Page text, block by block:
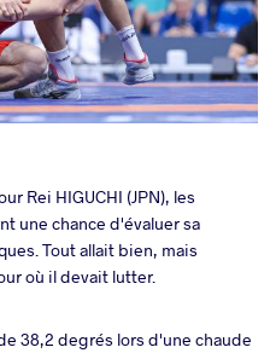
Rei HIGUCHI (JPN), les
une chance d'évaluer sa
Tout allait bien, mais
où il devait lutter.
38,2 degrés lors d'une chaude